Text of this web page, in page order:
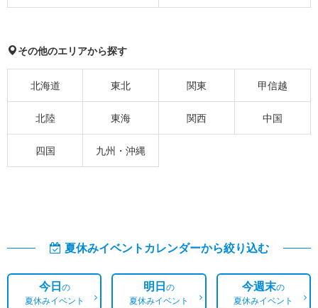
その他のエリアから探す
北海道 東北 関東 甲信越
北陸 東海 関西 中国
四国 九州・沖縄
夏休みイベントカレンダーから絞り込む
今日の
夏休みイベント
明日の
夏休みイベント
今週末の
夏休みイベント